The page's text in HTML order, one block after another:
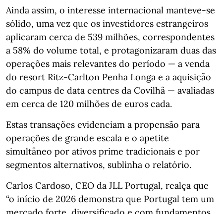
Ainda assim, o interesse internacional manteve‑se
sólido, uma vez que os investidores estrangeiros
aplicaram cerca de 539 milhões, correspondentes
a 58% do volume total, e protagonizaram duas das
operações mais relevantes do período — a venda
do resort Ritz‑Carlton Penha Longa e a aquisição
do campus de data centres da Covilhã — avaliadas
em cerca de 120 milhões de euros cada.
Estas transações evidenciam a propensão para
operações de grande escala e o apetite
simultâneo por ativos prime tradicionais e por
segmentos alternativos, sublinha o relatório.
Carlos Cardoso, CEO da JLL Portugal, realça que
“o início de 2026 demonstra que Portugal tem um